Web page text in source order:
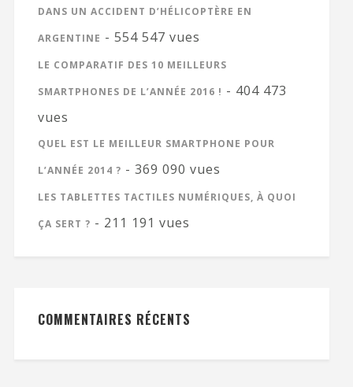
DANS UN ACCIDENT D’HÉLICOPTÈRE EN
ARGENTINE - 554 547 vues
LE COMPARATIF DES 10 MEILLEURS
SMARTPHONES DE L’ANNÉE 2016 ! - 404 473
vues
QUEL EST LE MEILLEUR SMARTPHONE POUR
L’ANNÉE 2014 ? - 369 090 vues
LES TABLETTES TACTILES NUMÉRIQUES, À QUOI
ÇA SERT ? - 211 191 vues
COMMENTAIRES RÉCENTS